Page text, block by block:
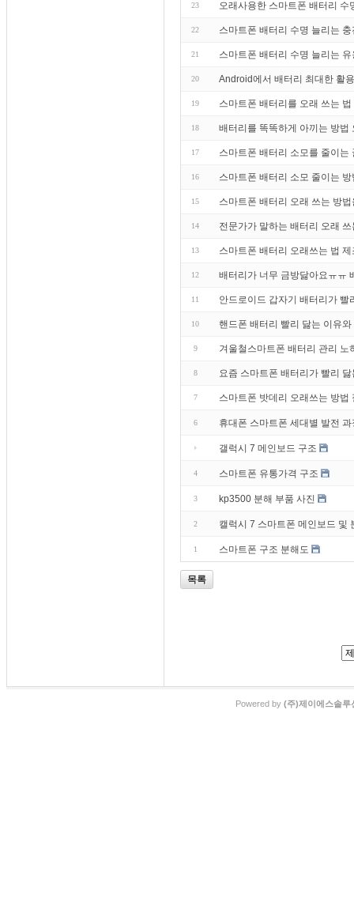
23 오래사용한 스마트폰 배터리 수
22 스마트폰 배터리 수명 늘리는
21 스마트폰 배터리 수명 늘리는
20 Android에서 배터리 최대한 활
19 스마트폰 배터리를 오래 쓰는
18 배터리를 똑똑하게 아끼는 방법
17 스마트폰 배터리 소모를 줄이는
16 스마트폰 배터리 소모 줄이는
15 스마트폰 배터리 오래 쓰는 방
14 전문가가 말하는 배터리 오래
13 스마트폰 배터리 오래쓰는 법
12 배터리가 너무 금방닳아요ㅠㅠ
11 안드로이드 갑자기 배터리가 빨
10 핸드폰 배터리 빨리 닳는 이유
9 겨울철스마트폰 배터리 관리 노
8 요즘 스마트폰 배터리가 빨리
7 스마트폰 밧데리 오래쓰는 방법
6 휴대폰 스마트폰 세대별 발전 과
갤럭시 7 메인보드 구조
4 스마트폰 유통가격 구조
3 kp3500 분해 부품 사진
2 캘럭시 7 스마트폰 메인보드 및
1 스마트폰 구조 분해도
목록
Powered by (주)제이에스솔루